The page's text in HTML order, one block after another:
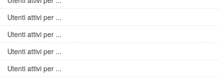
Utenti attivi per ...
Utenti attivi per ...
Utenti attivi per ...
Utenti attivi per ...